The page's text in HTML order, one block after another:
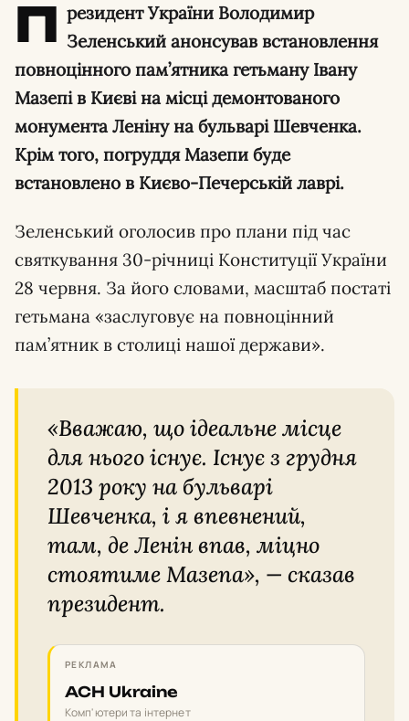
П резидент України Володимир
Зеленський анонсував встановлення
повноцінного пам’ятника гетьману Івану
Мазепі в Києві на місці демонтованого
монумента Леніну на бульварі Шевченка.
Крім того, погруддя Мазепи буде
встановлено в Києво-Печерській лаврі.
Зеленський оголосив про плани під час
святкування 30-річниці Конституції України
28 червня. За його словами, масштаб постаті
гетьмана «заслуговує на повноцінний
пам’ятник в столиці нашої держави».
«Вважаю, що ідеальне місце
для нього існує. Існує з грудня
2013 року на бульварі
Шевченка, і я впевнений,
там, де Ленін впав, міцно
стоятиме Мазепа», — сказав
президент.
РЕКЛАМА
ACH Ukraine
Комп'ютери та інтернет